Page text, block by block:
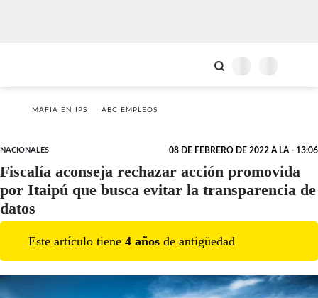
MAFIA EN IPS ABC EMPLEOS
NACIONALES 08 DE FEBRERO DE 2022 A LA - 13:06
Fiscalía aconseja rechazar acción promovida
por Itaipú que busca evitar la transparencia de
datos
Este artículo tiene 4 años de antigüedad